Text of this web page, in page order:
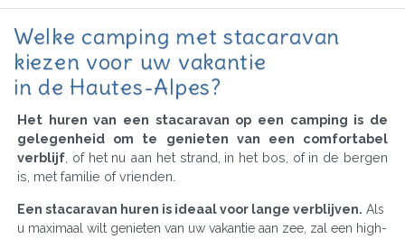
Welke camping met stacaravan
kiezen voor uw vakantie
in de Hautes-Alpes?
Het huren van een stacaravan op een camping is de
gelegenheid om te genieten van een comfortabel
verblijf , of het nu aan het strand, in het bos, of in de bergen
is, met familie of vrienden.
Een stacaravan huren is ideaal voor lange verblijven. Als
u maximaal wilt genieten van uw vakantie aan zee, zal een high-